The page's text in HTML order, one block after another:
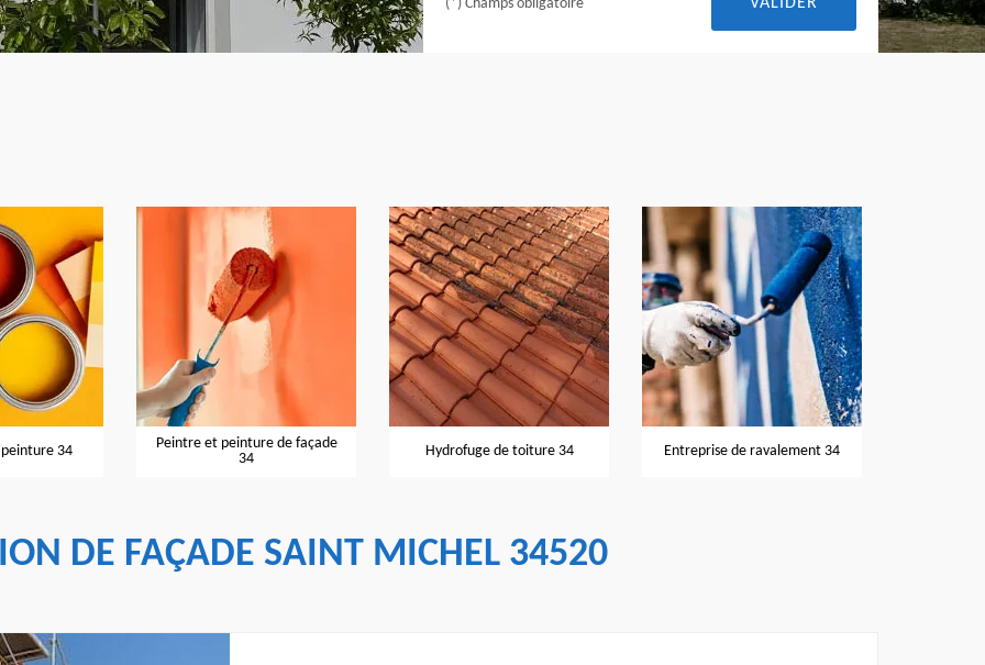
(*) Champs obligatoire
34
Peintre et peinture de façade
34
Hydrofuge de toiture 34 Entreprise de ravalement 34
DE FAÇADE SAINT MICHEL 34520